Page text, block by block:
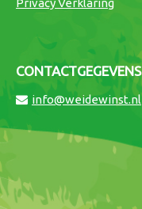
CONTACTGEGEVENS
info@weidewinst.nl